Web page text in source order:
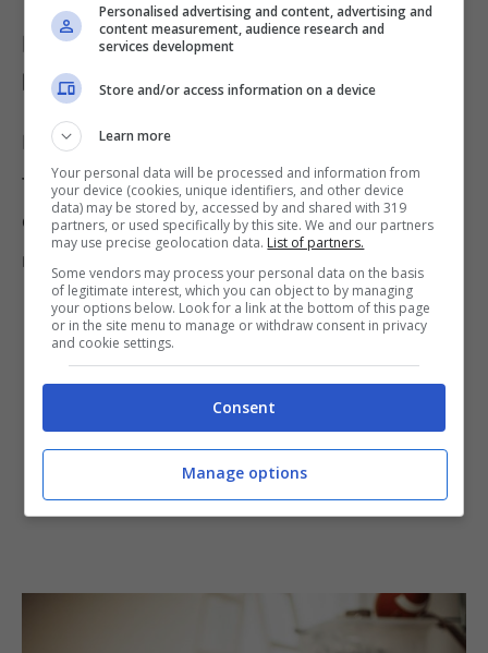
Pisolino dopo pranzo e benefici:
l’importanza del riposo
Forse non tutti lo sanno, ma esisterebbero 3
tipologie diverse di pisolino: preparazione,
emergenza ed abituale. Il riposo dopo pranzo
rientra nel terzo punto citato.
Personalised advertising and content, advertising and
content measurement, audience research and
services development
Store and/or access information on a device
Learn more
Your personal data will be processed and information from
your device (cookies, unique identifiers, and other device
data) may be stored by, accessed by and shared with 319
partners, or used specifically by this site. We and our partners
may use precise geolocation data. List of partners.
Some vendors may process your personal data on the basis
of legitimate interest, which you can object to by managing
your options below. Look for a link at the bottom of this page
or in the site menu to manage or withdraw consent in privacy
and cookie settings.
Consent
Manage options